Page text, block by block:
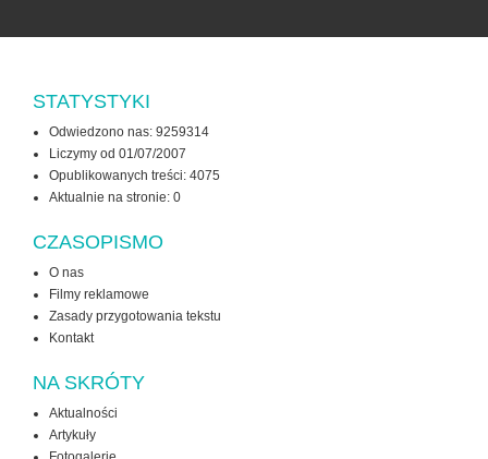
STATYSTYKI
Odwiedzono nas: 9259314
Liczymy od 01/07/2007
Opublikowanych treści: 4075
Aktualnie na stronie: 0
CZASOPISMO
O nas
Filmy reklamowe
Zasady przygotowania tekstu
Kontakt
NA SKRÓTY
Aktualności
Artykuły